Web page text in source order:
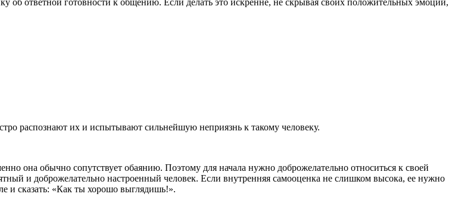
распознают их и испытывают сильнейшую неприязнь к такому человеку.
она обычно сопутствует обаянию. Поэтому для начала нужно доброжелательно относиться к своей
и доброжелательно настроенный человек. Если внутренняя самооценка не слишком высока, ее нужно
и сказать: «Как ты хорошо выглядишь!».